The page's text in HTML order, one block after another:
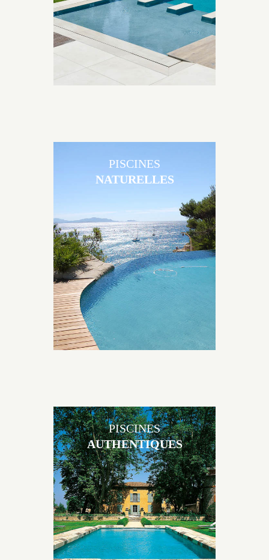
options disponibles, miroir, couloir de nage, plage
immergée, débordement.
Les piscines en béton naturelles Jacques Brens sont
originales, elles s’intègrent parfaitement à leur
environnement grâce à un jeu de volume et de
matière sur-mesure conçu par notre bureau d’étude
spécialisé.
PISCINES
NATURELLES
Les piscines en béton authentiques Jacques Brens se
démarquent par la noblesse des matériaux
utilisés pour garder un aspect ancien, retrouver une
patine naturelle ou créer un ornement de pierres de
taille.
PISCINES
AUTHENTIQUES